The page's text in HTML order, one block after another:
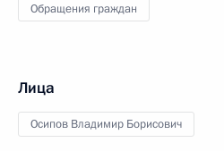
Обращения граждан
Лица
Осипов Владимир Борисович